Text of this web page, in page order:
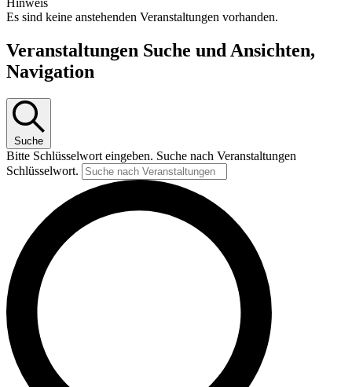
Es sind keine anstehenden Veranstaltungen vorhanden.
Veranstaltungen Suche und Ansichten,
Navigation
Suche
Bitte Schlüsselwort eingeben. Suche nach Veranstaltungen
Schlüsselwort.